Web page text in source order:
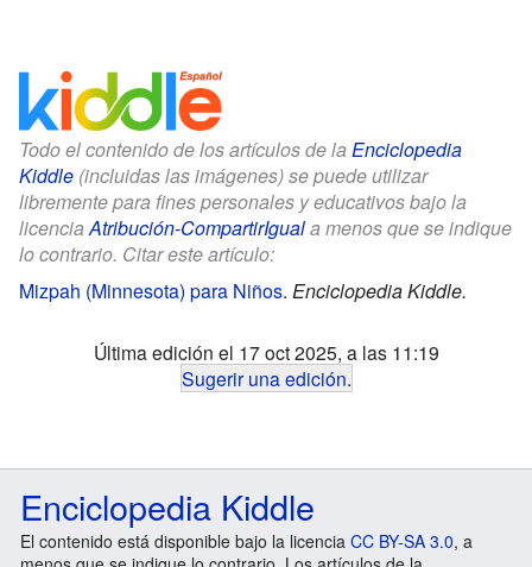
Todo el contenido de los artículos de la Enciclopedia
Kiddle (incluidas las imágenes) se puede utilizar
libremente para fines personales y educativos bajo la
licenciaAtribución-CompartirIguala menos que se indique
lo contrario. Citar este artículo:
Mizpah (Minnesota) para Niños. Enciclopedia Kiddle.
Última edición el 17 oct 2025, a las 11:19
Sugerir una edición.
Enciclopedia Kiddle
El contenido está disponible bajo la licencia CC BY-SA 3.0, a